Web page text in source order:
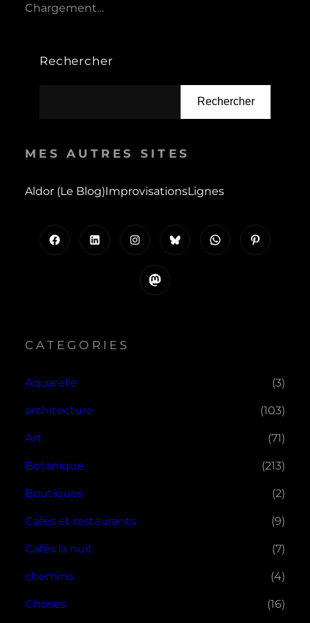
Chargement…
Rechercher
Rechercher
MES AUTRES SITES
Aldor (le Blog)ImprovisationsLignes
Instagram WhatsApp
Mastodon
CATEGORIES
Aquarelle (3)
architecture (103)
Art (71)
Botanique (213)
Boutiques (2)
Cafés et restaurants (9)
Cafés la nuit (7)
chemins (4)
Choses (16)